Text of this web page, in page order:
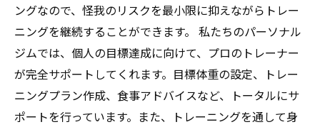
ングなので、怪我のリスクを最小限に抑えながらトレー
ニングを継続することができます。 私たちのパーソナル
ジムでは、個人の目標達成に向けて、プロのトレーナー
が完全サポートしてくれます。目標体重の設定、トレー
ニングプラン作成、食事アドバイスなど、トータルにサ
ポートを行っています。また、トレーニングを通して身